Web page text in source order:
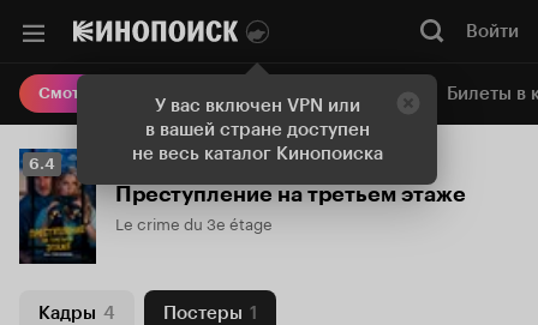
У вас включен VPN или
в вашей стране доступен
не весь каталог Кинопоиска
Войти
Смотреть кино Онлайн-кинотеатр Билеты в
Рейтинг
Кинопоиска
6.4
6.4
Преступление на третьем этаже
Le crime du 3e étage
Кадры 4 Постеры 1